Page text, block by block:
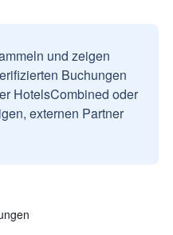
und zeigen
Buchungen
HotelsCombined oder
externen Partner